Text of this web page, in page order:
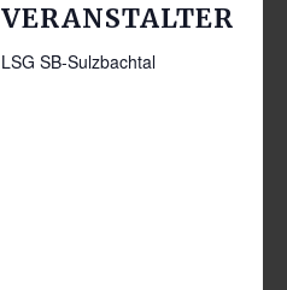
VERANSTALTER
LSG SB-Sulzbachtal